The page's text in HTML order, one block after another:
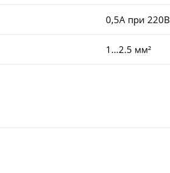
0,5А при 220В
1…2.5 мм²